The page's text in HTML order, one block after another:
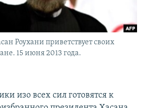
Роухани приветствует своих
15 июня 2013 года.
изо всех сил готовятся к